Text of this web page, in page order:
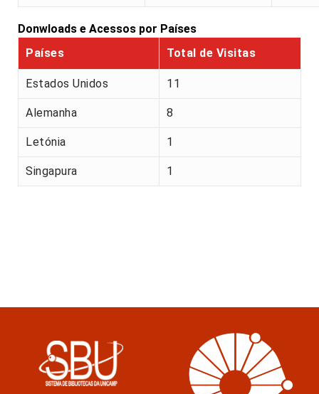
Donwloads e Acessos por Países
Países
Total de Visitas
Estados Unidos 11
Alemanha 8
Letónia 1
Singapura 1